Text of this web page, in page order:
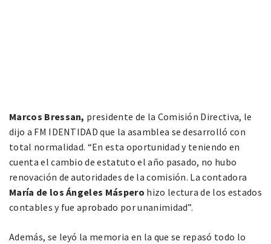
Marcos Bressan, presidente de la Comisión Directiva, le
dijo a FM IDENTIDAD que la asamblea se desarrolló con
total normalidad. “En esta oportunidad y teniendo en
cuenta el cambio de estatuto el año pasado, no hubo
renovación de autoridades de la comisión. La contadora
María de los Ángeles Máspero hizo lectura de los estados
contables y fue aprobado por unanimidad”.
Además, se leyó la memoria en la que se repasó todo lo